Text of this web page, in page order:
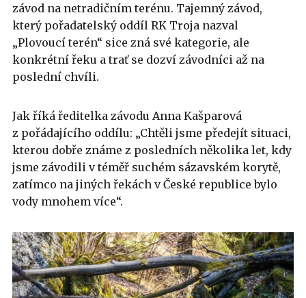
závod na netradičním terénu. Tajemný závod,
který pořadatelský oddíl RK Troja nazval
„Plovoucí terén“ sice zná své kategorie, ale
konkrétní řeku a trať se dozví závodníci až na
poslední chvíli.
Jak říká ředitelka závodu Anna Kašparová
z pořádajícího oddílu: „Chtěli jsme předejít situaci,
kterou dobře známe z posledních několika let, kdy
jsme závodili v téměř suchém sázavském korytě,
zatímco na jiných řekách v České republice bylo
vody mnohem více“.